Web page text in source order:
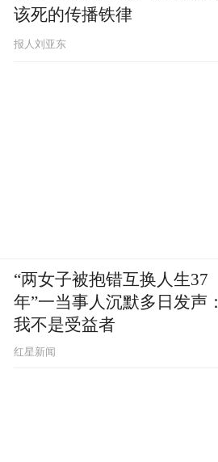
该死的传播铁律
报人刘亚东
“两女子被抱错互换人生37
年”一当事人沉默多日发声：
我不是受益者
红星新闻